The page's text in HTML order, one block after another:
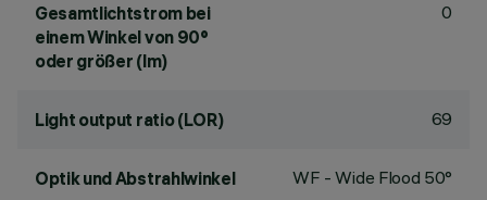
Gesamtlichtstrom bei
einem Winkel von 90°
oder größer (lm)
0
Light output ratio (LOR) 69
Optik und Abstrahlwinkel WF - Wide Flood 50°